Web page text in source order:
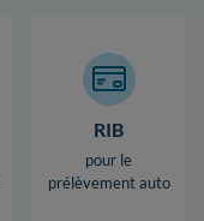
RIB
pour le
prélèvement auto